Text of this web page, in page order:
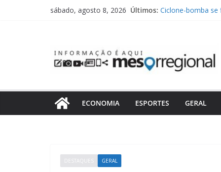
sábado, agosto 8, 2026 Últimos: Ciclone-bomba
Metropolitano
Blumenau ganha
roçadas e
Lei Maria da
feminicídios no
ECONOMIA ESPORTES GERAL
DESTAQUES GERAL